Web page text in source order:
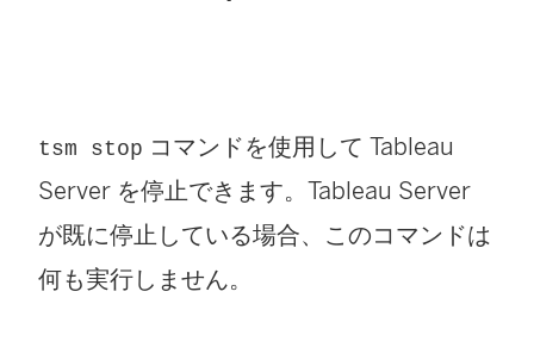
tsm stop コマンドを使用して Tableau
Server を停止できます。Tableau Server
が既に停止している場合、このコマンドは
何も実行しません。